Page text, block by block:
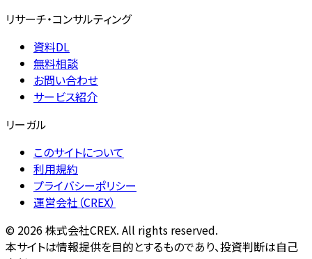
リサーチ・コンサルティング
資料DL
無料相談
お問い合わせ
サービス紹介
リーガル
このサイトについて
利用規約
プライバシーポリシー
運営会社（CREX）
© 2026株式会社CREX. All rights reserved.
本サイトは情報提供を目的とするものであり、投資判断は自己